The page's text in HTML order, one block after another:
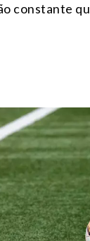
constante